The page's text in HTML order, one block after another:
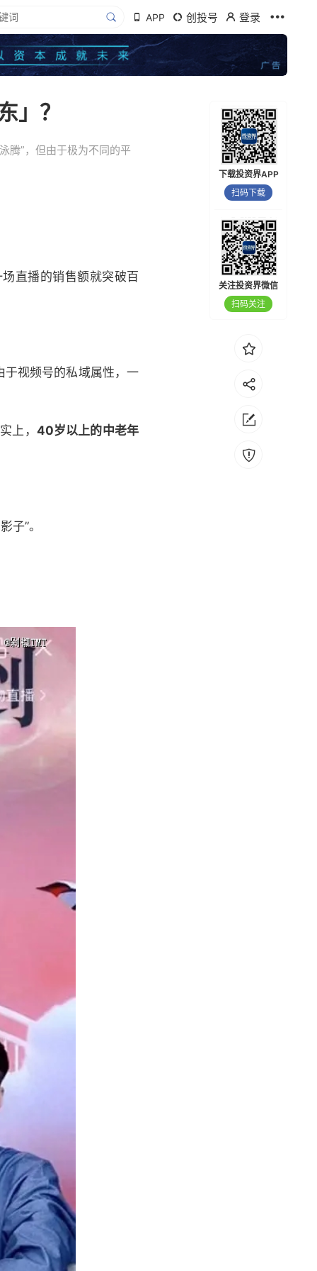
APP 创投号 登录
」？
腾”，但由于极为不同的平
直播的销售额就突破百
于视频号的私域属性，一
上， 40岁以上的中老年
子”。
下载投资界APP
扫码下载
关注投资界微信
扫码关注